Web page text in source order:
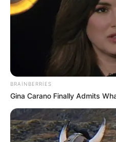
Digər xəbərlər
BRAINBERRIES
Gina Carano Finally Admits